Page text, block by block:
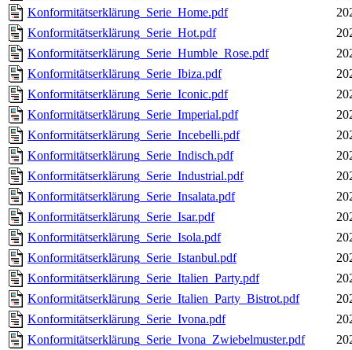
Konformitätserklärung_Serie_Home.pdf
Konformitätserklärung_Serie_Hot.pdf
Konformitätserklärung_Serie_Humble_Rose.pdf
Konformitätserklärung_Serie_Ibiza.pdf
Konformitätserklärung_Serie_Iconic.pdf
Konformitätserklärung_Serie_Imperial.pdf
Konformitätserklärung_Serie_Incebelli.pdf
Konformitätserklärung_Serie_Indisch.pdf
Konformitätserklärung_Serie_Industrial.pdf
Konformitätserklärung_Serie_Insalata.pdf
Konformitätserklärung_Serie_Isar.pdf
Konformitätserklärung_Serie_Isola.pdf
Konformitätserklärung_Serie_Istanbul.pdf
Konformitätserklärung_Serie_Italien_Party.pdf
Konformitätserklärung_Serie_Italien_Party_Bistrot.pdf
Konformitätserklärung_Serie_Ivona.pdf
Konformitätserklärung_Serie_Ivona_Zwiebelmuster.pdf